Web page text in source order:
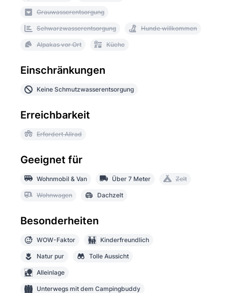
Grauwasserentsorgung
Schwarzwasserentsorgung Hunde willkommen
Alpakas vor Ort Küche
Einschränkungen
Keine Schmutzwasserentsorgung
Erreichbarkeit
Erfordert Allrad
Geeignet für
Wohnmobil & Van Über 7 Meter Zelt
Wohnwagen Dachzelt
Besonderheiten
WOW-Faktor Kinderfreundlich
Natur pur Tolle Aussicht
Alleinlage
Unterwegs mit dem Campingbuddy